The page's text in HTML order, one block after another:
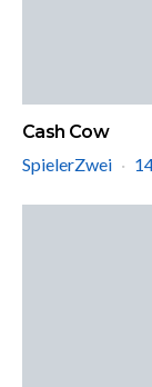
Cash Cow
SpielerZwei